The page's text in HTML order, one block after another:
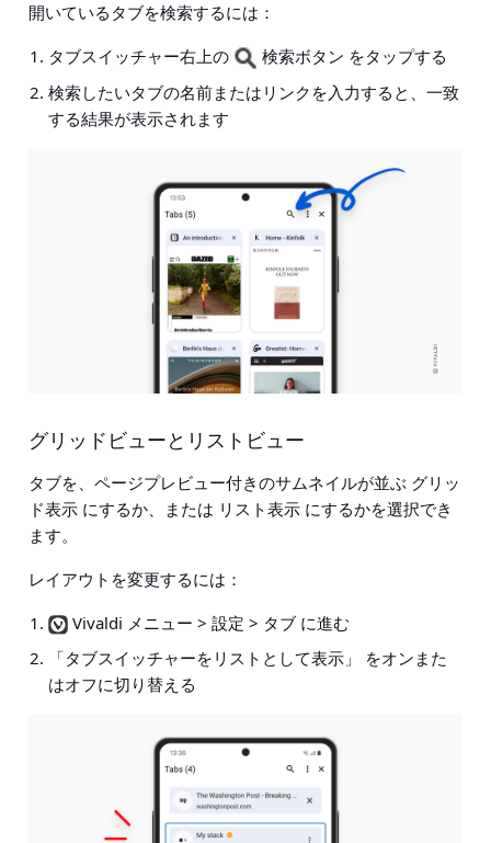
開いているタブを検索するには：
タブスイッチャー右上の
検索ボタン をタップする
検索したいタブの名前またはリンクを入力すると、一致
する結果が表示されます
グリッドビューとリストビュー
タブを、ページプレビュー付きのサムネイルが並ぶ グリッ
ド表示 にするか、または リスト表示 にするかを選択でき
ます。
レイアウトを変更するには：
Vivaldi メニュー > 設定 > タブ に進む
「タブスイッチャーをリストとして表示」
をオンまた
はオフに切り替える